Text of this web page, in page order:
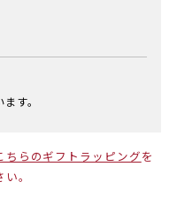
す。
ちらのギフトラッピング を
。